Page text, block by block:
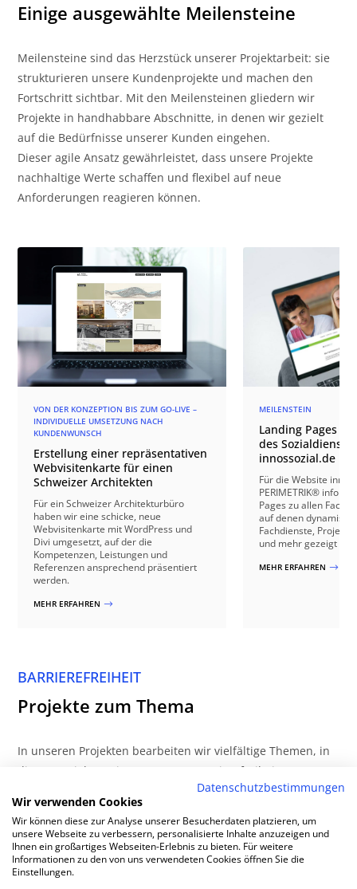
Einige ausgewählte Meilensteine
Meilensteine sind das Herzstück unserer Projektarbeit: sie
strukturieren unsere Kundenprojekte und machen den
Fortschritt sichtbar. Mit den Meilensteinen gliedern wir
Projekte in handhabbare Abschnitte, in denen wir gezielt
auf die Bedürfnisse unserer Kunden eingehen.
Dieser agile Ansatz gewährleistet, dass unsere Projekte
nachhaltige Werte schaffen und flexibel auf neue
Anforderungen reagieren können.
VON DER KONZEPTION BIS ZUM GO-LIVE –
INDIVIDUELLE UMSETZUNG NACH
KUNDENWUNSCH
Erstellung einer repräsentativen
Webvisitenkarte für einen
Schweizer Architekten
Für ein Schweizer Architekturbüro
haben wir eine schicke, neue
Webvisitenkarte mit WordPress und
Divi umgesetzt, auf der die
Kompetenzen, Leistungen und
Referenzen ansprechend präsentiert
werden.
MEHR ERFAHREN $
MEILENSTEIN
Landing Pages
des
innossozial.de
Für die Website
PERIMETRIK®
Pages zu allen
auf denen dynamisch
Fachdienste,
und mehr gezeigt
MEHR ERFAHREN $
BARRIEREFREIHEIT
Projekte zum Thema
In unseren Projekten bearbeiten wir vielfältige Themen, in
diesen Projekten ging es u.A. um Barrierefreiheit:
Datenschutzbestimmungen
Wir verwenden Cookies
Wir können diese zur Analyse unserer Besucherdaten platzieren, um
unsere Webseite zu verbessern, personalisierte Inhalte anzuzeigen und
Ihnen ein großartiges Webseiten-Erlebnis zu bieten. Für weitere
Informationen zu den von uns verwendeten Cookies öffnen Sie die
Einstellungen.